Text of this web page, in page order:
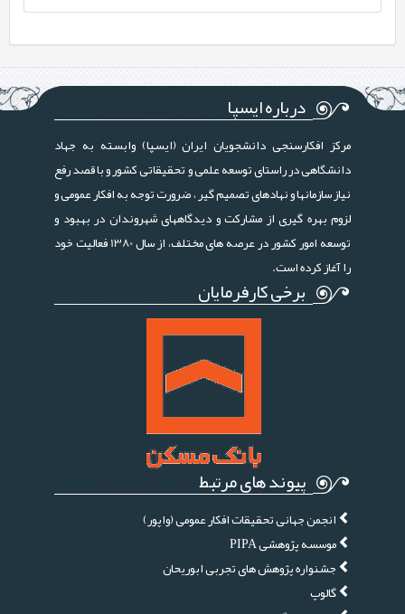
درباره ایسپا
مرکز افکارسنجی دانشجویان ایران (ایسپا) وابسته به جهاد
دانشگاهی در راستای توسعه علمی و تحقیقاتی کشور و با قصد رفع
نیاز سازمانها و نهادهای تصمیم گیر ، ضرورت توجه به افکار عمومی و
لزوم بهره گیری از مشارکت و دیدگاههای شهروندان در بهبود و
توسعه امور کشور در عرصه های مختلف، از سال 1380 فعالیت خود
را آغاز کرده است.
برخی کارفرمایان
پیوند های مرتبط
انجمن جهانی تحقیقات افکار عمومی (واپور)
موسسه پژوهشی PIPA
جشنواره پژوهش های تجربی ابوریحان
گالوپ